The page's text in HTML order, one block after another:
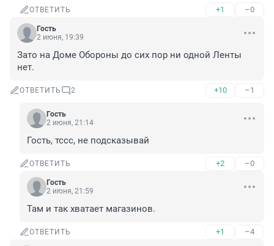
ОТВЕТИТЬ +1 –0
Гость
2 июня, 19:39
Зато на Доме Обороны до сих пор ни одной Ленты
нет.
ОТВЕТИТЬ 2 +10 –1
Гость
2 июня, 21:14
Гость, тссс, не подсказывай
ОТВЕТИТЬ +2 –0
Гость
2 июня, 21:59
Там и так хватает магазинов.
ОТВЕТИТЬ +1 –4